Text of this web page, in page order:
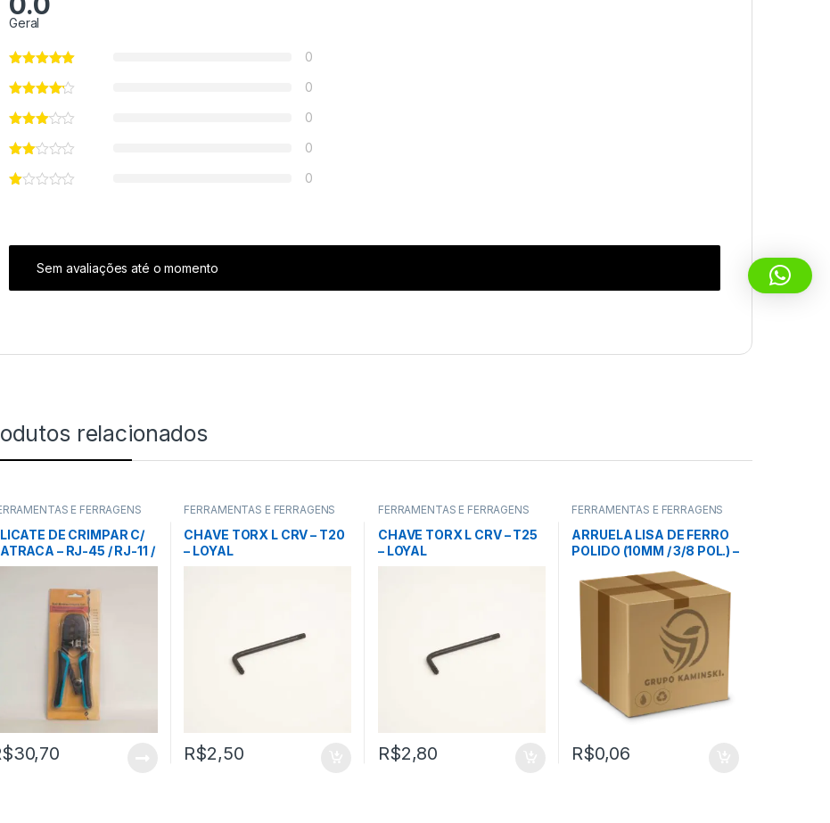
Geral
0
0
0
0
0
Sem avaliações até o momento
relacionados
E FERRAGENS
DE CRIMPAR C/
– RJ-45 / RJ-11 /
12 (8P E 6P) – TDA
30,70
FERRAMENTAS E FERRAGENS
CHAVE TORX L CRV – T20
– LOYAL
R$2,50
FERRAMENTAS E FERRAGENS
CHAVE TORX L CRV – T25
– LOYAL
R$2,80
FERRAMENTAS E FERRAGENS
ARRUELA LISA DE FERRO
POLIDO (10MM / 3/8 POL.) –
R$0,06